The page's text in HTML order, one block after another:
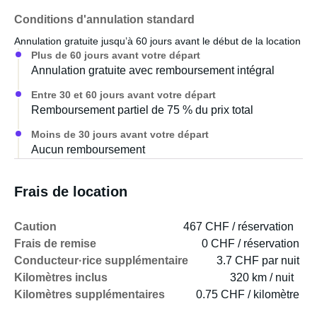
- Vidange et rinçage de la cassette des toilettes :
90 €/unité
- Réduction franchise : 20 €/jour
- Assurance pare-brise et pneus : 10 €/jour
- Kilométrage illimité : 200 €/unité
Conditions d'annulation standard
Annulation gratuite jusqu’à 60 jours avant le début de la location
Plus de 60 jours avant votre départ
Annulation gratuite avec remboursement intégral
Entre 30 et 60 jours avant votre départ
Remboursement partiel de 75 % du prix total
Moins de 30 jours avant votre départ
Aucun remboursement
Frais de location
Caution
467 CHF / réservation
Frais de remise
0 CHF / réservation
Conducteur·rice supplémentaire
3.7 CHF par nuit
Kilomètres inclus
320 km / nuit
Kilomètres supplémentaires
0.75 CHF / kilomètre